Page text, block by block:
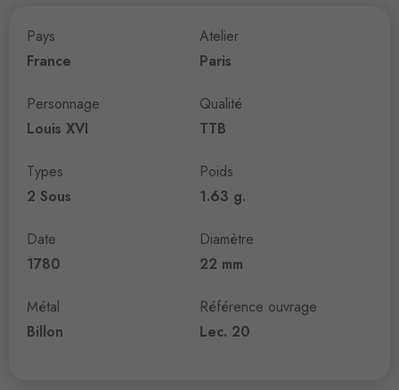
Pays
France
Personnage
Louis XVI
Types
2 Sous
Date
1780
Métal
Billon
Atelier
Paris
Qualité
TTB
Poids
1.63 g.
Diamètre
22 mm
Référence ouvrage
Lec. 20